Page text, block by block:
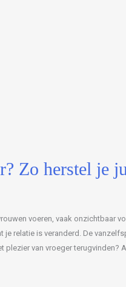
Zo herstel je
voeren, vaak onzichtbaar
je relatie is veranderd. De
van vroeger